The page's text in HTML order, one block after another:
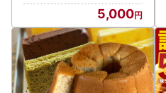
5,000